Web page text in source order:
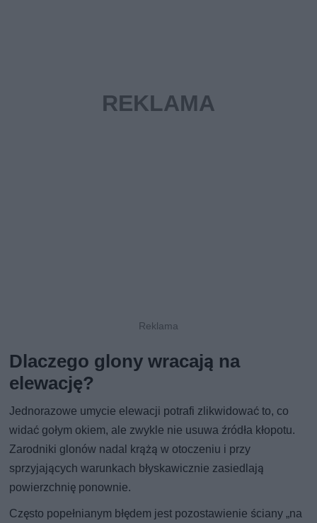
Dlaczego glony wracają na
elewację?
Jednorazowe umycie elewacji potrafi zlikwidować to, co
widać gołym okiem, ale zwykle nie usuwa źródła kłopotu.
Zarodniki glonów nadal krążą w otoczeniu i przy
sprzyjających warunkach błyskawicznie zasiedlają
powierzchnię ponownie.
Często popełnianym błędem jest pozostawienie ściany „na